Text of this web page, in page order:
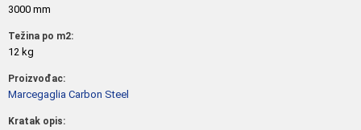
3000 mm
Težina po m2:
12 kg
Proizvođac:
Marcegaglia Carbon Steel
Kratak opis: